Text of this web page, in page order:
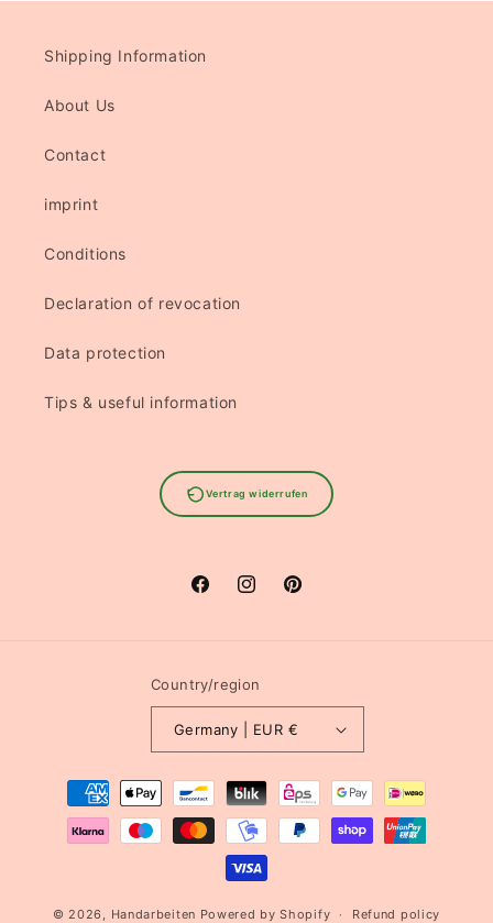
Shipping Information
About Us
Contact
imprint
Conditions
Declaration of revocation
Data protection
Tips & useful information
Vertrag widerrufen
FacebookInstagramPinterest
Country/region
Germany | EUR €
Payment
methods
© 2026, Handarbeiten Powered by Shopify Refund policy